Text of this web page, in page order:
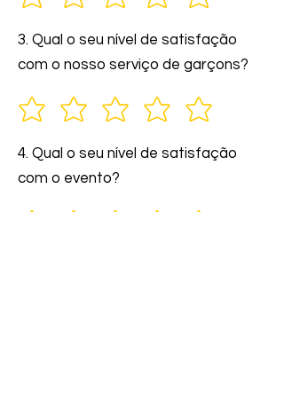
3. Qual o seu nível de satisfação
com o nosso serviço de garçons?
4. Qual o seu nível de satisfação
com o evento?